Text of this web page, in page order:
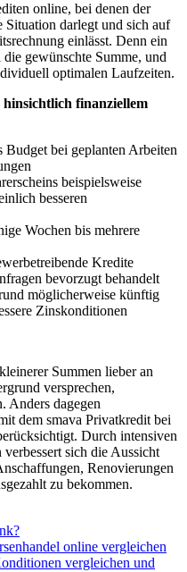
online, bei denen der
darlegt und sich auf
einlässt. Denn ein
gewünschte Summe, und
optimalen Laufzeiten.
finanziellem
bei geplanten Arbeiten
beispielsweise
besseren
Wochen bis mehrere
Kredite
bevorzugt behandelt
möglicherweise künftig
Zinskonditionen
Summen lieber an
versprechen,
Anders dagegen
dem smava Privatkredit bei
Durch intensiven
sich die Aussicht
Renovierungen
zu bekommen.
online vergleichen
vergleichen und